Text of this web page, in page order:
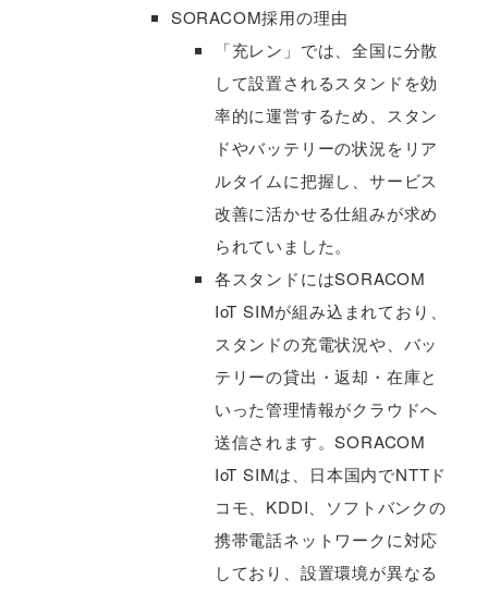
SORACOM採用の理由
「充レン」では、全国に分散
して設置されるスタンドを効
率的に運営するため、スタン
ドやバッテリーの状況をリア
ルタイムに把握し、サービス
改善に活かせる仕組みが求め
られていました。
各スタンドにはSORACOM
IoT SIMが組み込まれており、
スタンドの充電状況や、バッ
テリーの貸出・返却・在庫と
いった管理情報がクラウドへ
送信されます。SORACOM
IoT SIMは、日本国内でNTTド
コモ、KDDI、ソフトバンクの
携帯電話ネットワークに対応
しており、設置環境が異なる